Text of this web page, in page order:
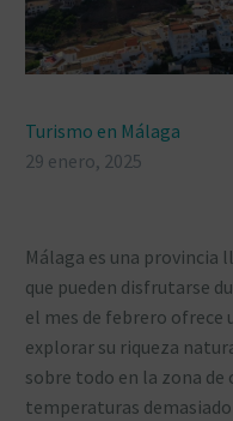
Turismo en Málaga
29 enero, 2025
Málaga es una provincia
que pueden disfrutarse
el mes de febrero ofrece
explorar su riqueza
sobre todo en la zona
temperaturas